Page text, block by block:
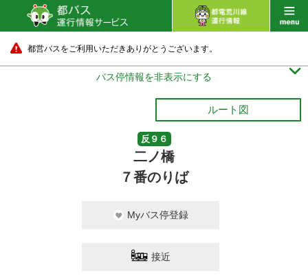
都営バスをご利用いただきありがとうございます。
バス停情報を非表示にする 
ルート図
反９６
二ノ橋
７番のりば
Myバス停登録
接近